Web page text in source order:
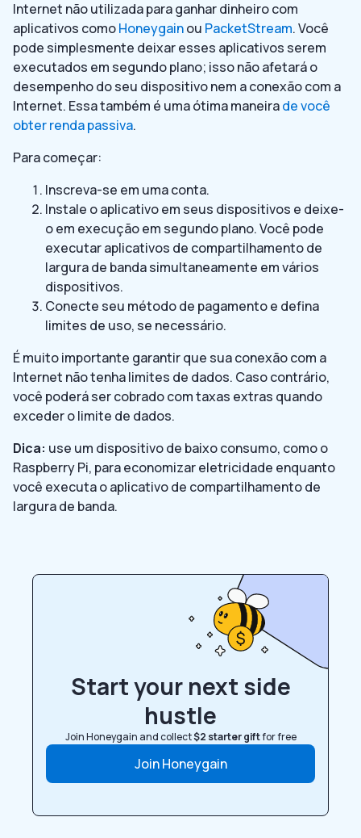
Internet não utilizada para ganhar dinheiro com
aplicativos comoHoneygainou PacketStream. Você
pode simplesmente deixar esses aplicativos serem
executados em segundo plano; isso não afetará o
desempenho do seu dispositivo nem a conexão com a
Internet. Essa também é uma ótima maneirade você
obter renda passiva.
Para começar:
Inscreva-se em uma conta.
Instale o aplicativo em seus dispositivos e deixe-
o em execução em segundo plano. Você pode
executar aplicativos de compartilhamento de
largura de banda simultaneamente em vários
dispositivos.
Conecte seu método de pagamento e defina
limites de uso, se necessário.
É muito importante garantir que sua conexão com a
Internet não tenha limites de dados. Caso contrário,
você poderá ser cobrado com taxas extras quando
exceder o limite de dados.
Dica: use um dispositivo de baixo consumo, como o
Raspberry Pi, para economizar eletricidade enquanto
você executa o aplicativo de compartilhamento de
largura de banda.
Start your next side
hustle
Join Honeygain and collect$2 starter giftfor free
Join Honeygain